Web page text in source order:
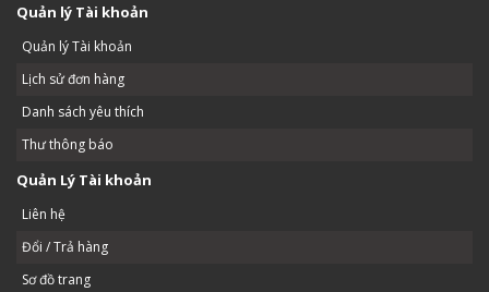
Quản lý Tài khoản
Quản lý Tài khoản
Lịch sử đơn hàng
Danh sách yêu thích
Thư thông báo
Quản Lý Tài khoản
Liên hệ
Đổi / Trả hàng
Sơ đồ trang